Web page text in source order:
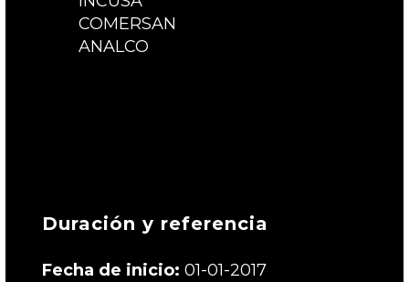
COMERSAN
ANALCO
Duración y referencia
Fecha de inicio: 01-01-2017